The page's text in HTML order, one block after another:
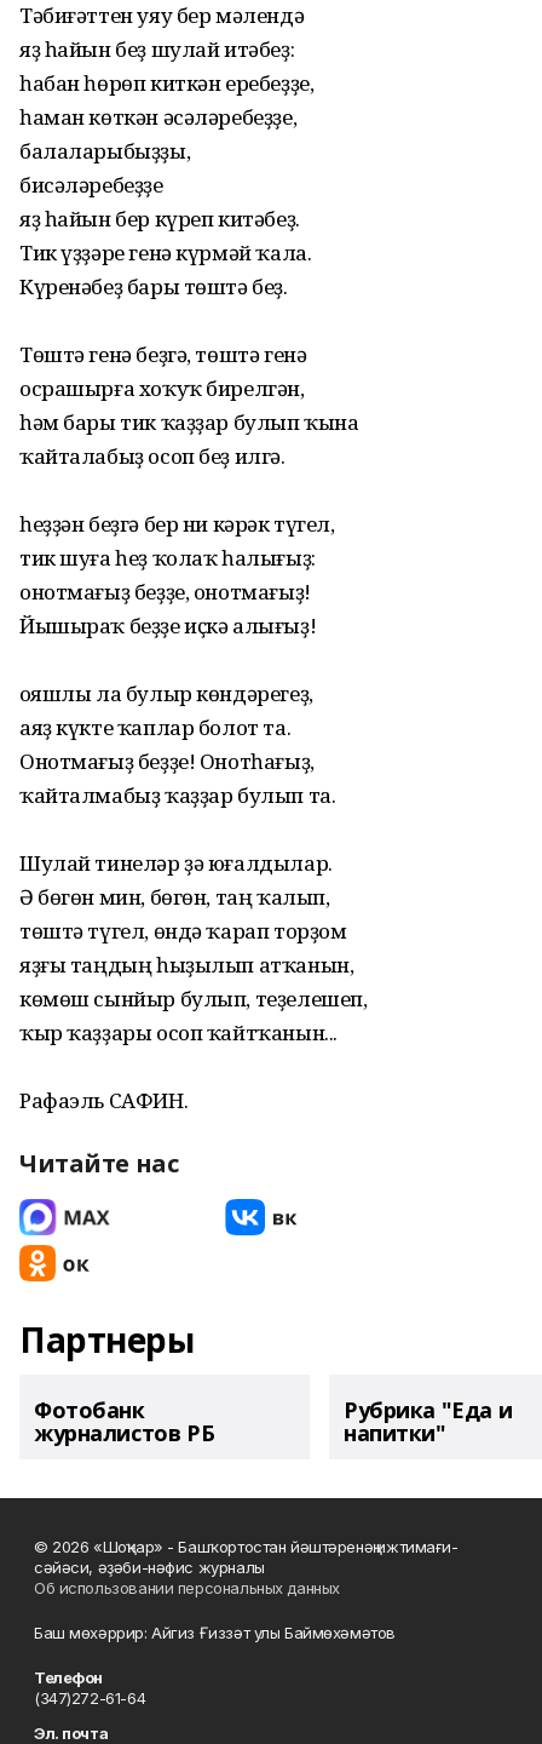
Тәбиғәттен уяу бер мәлендә
яҙ һайын беҙ шулай итәбеҙ:
һабан һөрөп киткән еребеҙҙе,
һаман көткән әсәләребеҙҙе,
балаларыбыҙҙы,
бисәләребеҙҙе
яҙ һайын бер күреп китәбеҙ.
Тик үҙҙәре генә күрмәй ҡала.
Күренәбеҙ бары төштә беҙ.
Төштә генә беҙгә, төштә генә
осрашырға хоҡуҡ бирелгән,
һәм бары тик ҡаҙҙар булып ҡына
ҡайталабыҙ осоп беҙ илгә.
һеҙҙән беҙгә бер ни кәрәк түгел,
тик шуға һеҙ ҡолаҡ һалығыҙ:
онотмағыҙ беҙҙе, онотмағыҙ!
Йышыраҡ беҙҙе иҫкә алығыҙ!
Ҡояшлы ла булыр көндәрегеҙ,
аяҙ күкте ҡаплар болот та.
Онотмағыҙ беҙҙе! Онотһағыҙ,
ҡайталмабыҙ ҡаҙҙар булып та.
Шулай тинеләр ҙә юғалдылар.
Ә бөгөн мин, бөгөн, таң ҡалып,
төштә түгел, өндә ҡарап торҙом
яҙғы таңдың һыҙылып атҡанын,
көмөш сынйыр булып, теҙелешеп,
ҡыр ҡаҙҙары осоп ҡайтҡанын...
Рафаэль САФИН.
Читайте нас
Партнеры
Фотобанк
журналистов РБ
Рубрика "Еда и
напитки"
© 2026 «Шоңҡар» - Башҡортостан йәштәренәң ижтимағи-
сәйәси, әҙәби-нәфис журналы
Об использовании персональных данных
Баш мөхәррир: Айгиз Ғиззәт улы Баймөхәмәтов
Телефон
(347)272-61-64
Эл. почта